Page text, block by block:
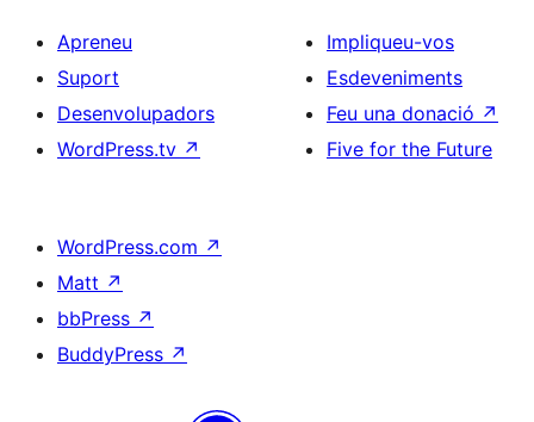
Apreneu
Suport
Desenvolupadors
WordPress.tv ↗
Impliqueu-vos
Esdeveniments
Feu una donació ↗
Five for the Future
WordPress.com ↗
Matt ↗
bbPress ↗
BuddyPress ↗